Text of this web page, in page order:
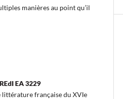
manières au point qu’il
EA 3229
littérature française du XVIe